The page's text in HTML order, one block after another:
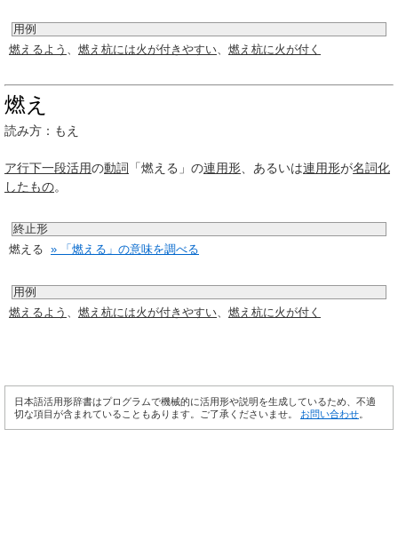
用例
燃えるよう 、 燃え杭には火が付きやすい、 燃え杭に火が付く
燃え
読み方：もえ
ア行下一段活用の動詞 「燃える」の連用形 、あるいは連用形が名詞化
したもの。
終止形
燃える » 「燃える」の意味を調べる
用例
燃えるよう 、 燃え杭には火が付きやすい、 燃え杭に火が付く
日本語活用形辞書はプログラムで機械的に活用形や説明を生成しているため、不適
切な項目が含まれていることもあります。ご了承くださいませ。 お問い合わせ